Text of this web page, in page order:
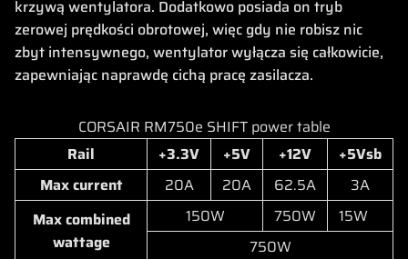
krzywą wentylatora. Dodatkowo posiada on tryb
zerowej prędkości obrotowej, więc gdy nie robisz nic
zbyt intensywnego, wentylator wyłącza się całkowicie,
zapewniając naprawdę cichą pracę zasilacza.
CORSAIR RM750e SHIFT power table
Rail
+3.3V +5V +12V
+5Vsb
Max current
20A 20A 62.5A
3A
Max combined
wattage
150W 750W
15W
750W